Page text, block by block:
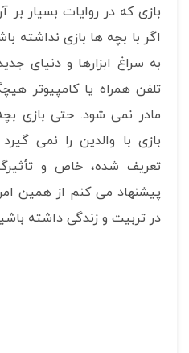
بازی که در روایات بسیار
اگر با بچه ها بازی نداشته
به سراغ ابزارها و دنیای
تلفن همراه یا کامپیوتر
مادر نمی شود. حتی بازی
بازی با والدین را نمی
تعریف شده، خاص و
پیشنهاد می کنم از همین
در تربیت و زندگی داشته